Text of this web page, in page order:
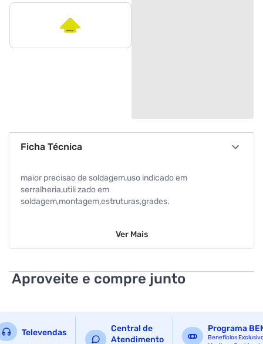
Ficha Técnica
maior precisao de soldagem,uso indicado em
serralheria,utili zado em
soldagem,montagem,estruturas,grades.
Ver Mais
Aproveite e compre junto
Televendas
Central de
Atendimento
Programa
Benefícios